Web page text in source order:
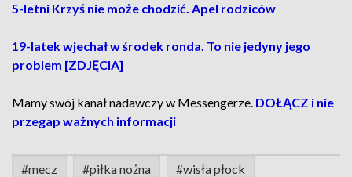
5-letni Krzyś nie może chodzić. Apel rodziców
19-latek wjechał w środek ronda. To nie jedyny jego
problem [ZDJĘCIA]
Mamy swój kanał nadawczy w Messengerze. DOŁĄCZ i nie
przegap ważnych informacji
#mecz #piłka nożna #wisła płock